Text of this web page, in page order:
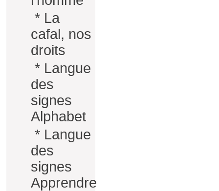
* La
cafal, nos
droits
* Langue
des
signes
Alphabet
* Langue
des
signes
Apprendre